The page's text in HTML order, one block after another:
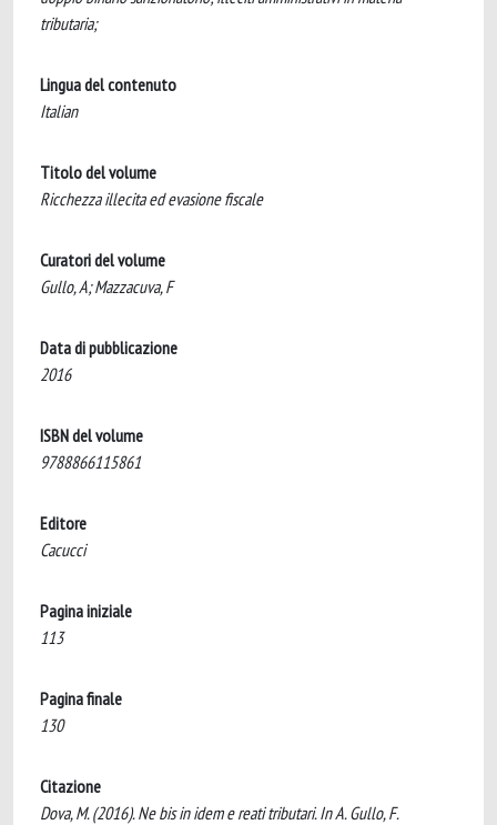
tributaria;
Lingua del contenuto
Italian
Titolo del volume
Ricchezza illecita ed evasione fiscale
Curatori del volume
Gullo, A; Mazzacuva, F
Data di pubblicazione
2016
ISBN del volume
9788866115861
Editore
Cacucci
Pagina iniziale
113
Pagina finale
130
Citazione
Dova, M. (2016). Ne bis in idem e reati tributari. In A. Gullo, F.